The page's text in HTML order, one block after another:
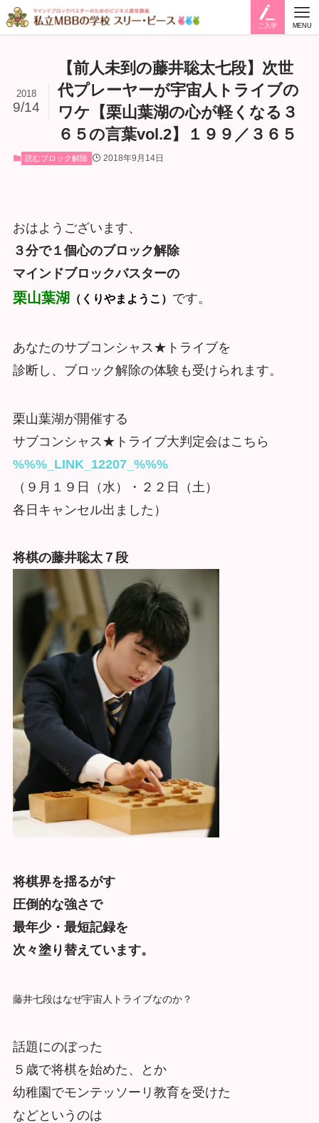
ご入学 MENU
【前人未到の藤井聡太七段】次世
代プレーヤーが宇宙人トライブの
ワケ【栗山葉湖の心が軽くなる３
６５の言葉vol.2】１９９／３６５
2018
9/14
読むブロック解除 2018年9月14日
おはようございます、
３分で１個心のブロック解除
マインドブロックバスターの
栗山葉湖 （くりやまようこ） です。
あなたのサブコンシャス★トライブを
診断し、ブロック解除の体験も受けられます。
栗山葉湖が開催する
サブコンシャス★トライブ大判定会はこちら
%%%_LINK_12207_%%%
（９月１９日（水）・２２日（土）
各日キャンセル出ました）
将棋の藤井聡太７段
将棋界を揺るがす
圧倒的な強さで
最年少・最短記録を
次々塗り替えています。
藤井七段はなぜ宇宙人トライブなのか？
話題にのぼった
５歳で将棋を始めた、とか
幼稚園でモンテッソーリ教育を受けた
などというのは